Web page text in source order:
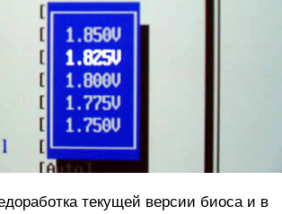
текущей версии биоса и в